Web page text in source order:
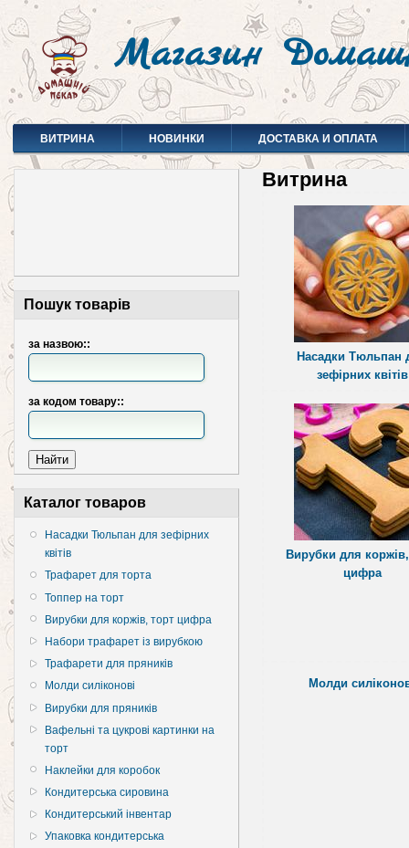
Магазин
ВИТРИНА НОВИНКИ ДОСТАВКА И ОПЛАТА
Пошук товарів
за назвою::
за кодом товару::
Каталог товаров
Насадки Тюльпан для зефірних
квітів
Трафарет для торта
Топпер на торт
Вирубки для коржів, торт цифра
Набори трафарет із вирубкою
Трафарети для пряників
Молди силіконові
Вирубки для пряників
Вафельні та цукрові картинки на
торт
Наклейки для коробок
Кондитерська сировина
Кондитерський інвентар
Упаковка кондитерська
Витрина
Насадки Тюльпан
зефірних квітів
Вирубки для
цифра
Молди